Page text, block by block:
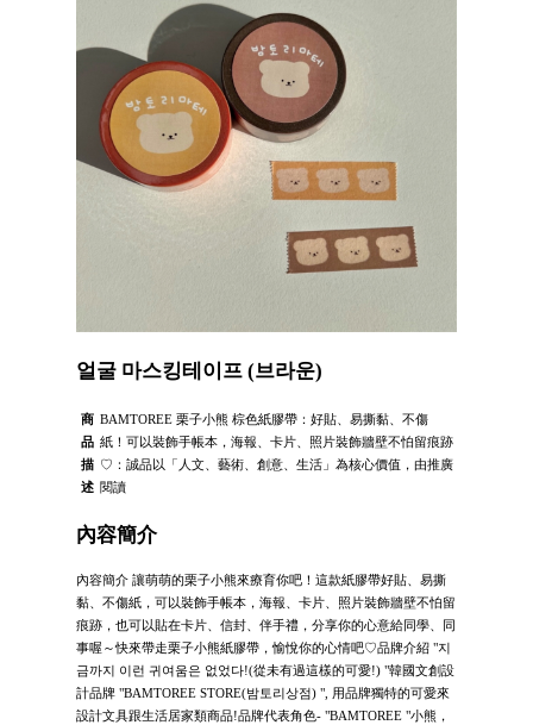
얼굴 마스킹테이프 (브라운)
商
品
描
述
BAMTOREE 栗子小熊 棕色紙膠帶：好貼、易撕黏、不傷
紙！可以裝飾手帳本，海報、卡片、照片裝飾牆壁不怕留痕跡
♡：誠品以「人文、藝術、創意、生活」為核心價值，由推廣
閱讀
內容簡介
內容簡介 讓萌萌的栗子小熊來療育你吧！這款紙膠帶好貼、易撕
黏、不傷紙，可以裝飾手帳本，海報、卡片、照片裝飾牆壁不怕留
痕跡，也可以貼在卡片、信封、伴手禮，分享你的心意給同學、同
事喔～快來帶走栗子小熊紙膠帶，愉悅你的心情吧♡品牌介紹 "지
금까지 이런 귀여움은 없었다!(從未有過這樣的可愛!) "韓國文創設
計品牌 "BAMTOREE STORE(밤토리상점) ", 用品牌獨特的可愛來
設計文具跟生活居家類商品!品牌代表角色- "BAMTOREE "小熊，